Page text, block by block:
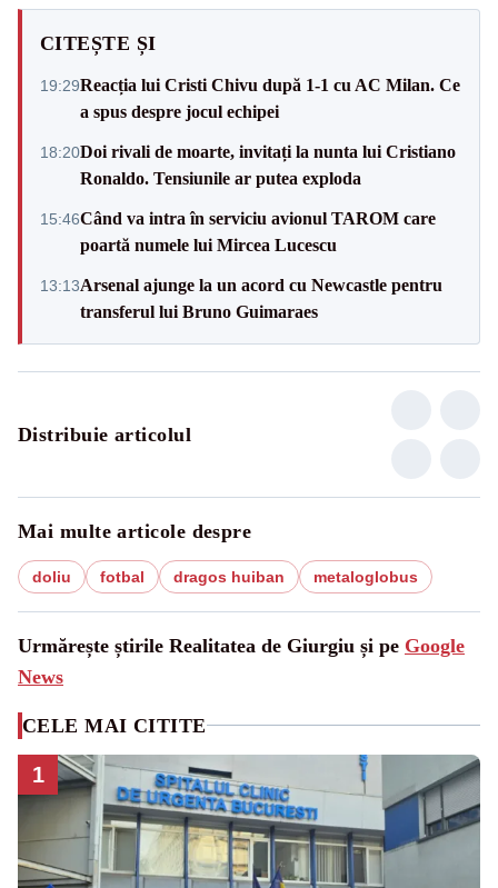
CITEȘTE ȘI
19:29Reacția lui Cristi Chivu după 1-1 cu AC Milan. Ce
a spus despre jocul echipei
18:20Doi rivali de moarte, invitați la nunta lui Cristiano
Ronaldo. Tensiunile ar putea exploda
15:46Când va intra în serviciu avionul TAROM care
poartă numele lui Mircea Lucescu
13:13Arsenal ajunge la un acord cu Newcastle pentru
transferul lui Bruno Guimaraes
Distribuie articolul
Mai multe articole despre
doliu fotbal dragos huiban metaloglobus
Urmărește știrile Realitatea de Giurgiu și pe Google
News
CELE MAI CITITE
1